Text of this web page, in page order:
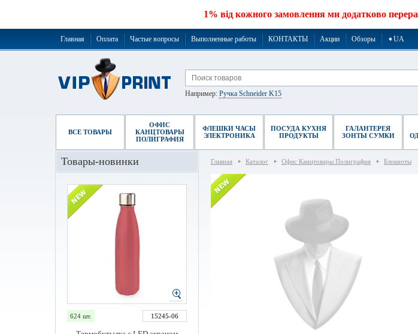
1% від кожного замовлення ми додатково
Главная Оплата Частые вопросы Выполненные работы КОНТАКТЫ Акции Обзоры ➧UA
Например: Ручка Schneider K15
ВСЕ ТОВАРЫ
ОФИС
КАНЦТОВАРЫ
ПОЛИГРАФИЯ
ФЛЕШКИ ЧАСЫ
ЭЛЕКТРОНИКА
ПОСУДА КУХНЯ
ПРОДУКТЫ
ГАЛАНТЕРЕЯ
ЗОНТЫ СУМКИ
Главная Каталог Офис Канцтовары Полиграфия Блокноты
Товары-новинки
624 шт. 15245-06